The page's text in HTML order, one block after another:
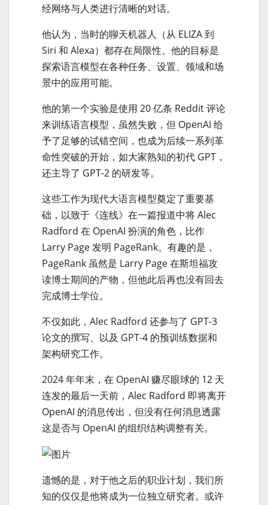
经网络与人类进行清晰的对话。
他认为，当时的聊天机器人（从 ELIZA 到
Siri 和 Alexa）都存在局限性。他的目标是
探索语言模型在各种任务、设置、领域和场
景中的应用可能。
他的第一个实验是使用 20 亿条 Reddit 评论
来训练语言模型，虽然失败，但 OpenAI 给
予了足够的试错空间，也成为后续一系列革
命性突破的开始，如大家熟知的初代 GPT，
还主导了 GPT-2 的研发等。
这些工作为现代大语言模型奠定了重要基
础，以致于《连线》在一篇报道中将 Alec
Radford 在 OpenAI 扮演的角色，比作
Larry Page 发明 PageRank。有趣的是，
PageRank 虽然是 Larry Page 在斯坦福攻
读博士期间的产物，但他此后再也没有回去
完成博士学位。
不仅如此，Alec Radford 还参与了 GPT-3
论文的撰写、以及 GPT-4 的预训练数据和
架构研究工作。
2024 年年末，在 OpenAI 赚尽眼球的 12 天
连发的最后一天前，Alec Radford 即将离开
OpenAI 的消息传出，但没有任何消息透露
这是否与 OpenAI 的组织结构调整有关。
遗憾的是，对于他之后的职业计划，我们所
知的仅仅是他将成为一位独立研究者。或许